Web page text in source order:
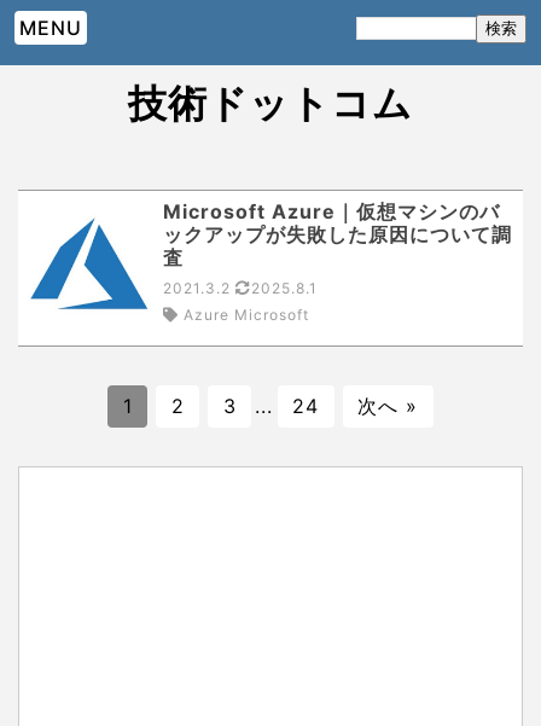
MENU
技術ドットコム
Microsoft Azure｜仮想マシンのバ
ックアップが失敗した原因について調
査
2021.3.2
2025.8.1
Azure Microsoft
1 2 3 ... 24 次へ »